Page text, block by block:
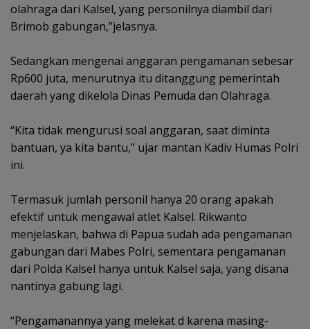
olahraga dari Kalsel, yang personilnya diambil dari
Brimob gabungan,”jelasnya.
Sedangkan mengenai anggaran pengamanan sebesar
Rp600 juta, menurutnya itu ditanggung pemerintah
daerah yang dikelola Dinas Pemuda dan Olahraga.
“Kita tidak mengurusi soal anggaran, saat diminta
bantuan, ya kita bantu,” ujar mantan Kadiv Humas Polri
ini.
Termasuk jumlah personil hanya 20 orang apakah
efektif untuk mengawal atlet Kalsel. Rikwanto
menjelaskan, bahwa di Papua sudah ada pengamanan
gabungan dari Mabes Polri, sementara pengamanan
dari Polda Kalsel hanya untuk Kalsel saja, yang disana
nantinya gabung lagi.
“Pengamanannya yang melekat d karena masing-